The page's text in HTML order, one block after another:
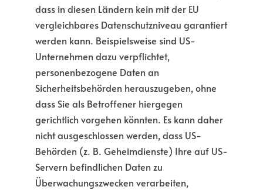
dass in diesen Ländern kein mit der EU
vergleichbares Datenschutzniveau garantiert
werden kann. Beispielsweise sind US-
Unternehmen dazu verpflichtet,
personenbezogene Daten an
Sicherheitsbehörden herauszugeben, ohne
dass Sie als Betroffener hiergegen
gerichtlich vorgehen könnten. Es kann daher
nicht ausgeschlossen werden, dass US-
Behörden (z. B. Geheimdienste) Ihre auf US-
Servern befindlichen Daten zu
Überwachungszwecken verarbeiten,